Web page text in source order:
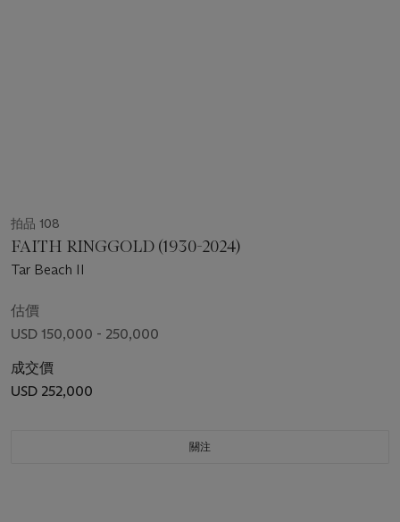
拍品 108
FAITH RINGGOLD (1930-2024)
Tar Beach II
估價
USD 150,000 - 250,000
成交價
USD 252,000
關注